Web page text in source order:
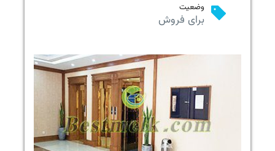
وضعیت
برای فروش